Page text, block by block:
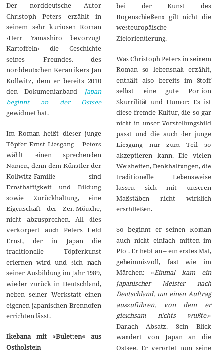
Der norddeutsche Autor
Christoph Peters erzählt in
seinem sehr kuriosen Roman
›Herr Yamashiro bevorzugt
Kartoffeln‹ die Geschichte
seines Freundes, des
norddeutschen Keramikers Jan
Kollwitz, dem er bereits 2010
den Dokumentarband Japan
beginnt an der Ostsee
gewidmet hat.
Im Roman heißt dieser junge
Töpfer Ernst Liesgang – Peters
wählt einen sprechenden
Namen, denn dem Künstler der
Kollwitz-Familie sind
Ernsthaftigkeit und Bildung
sowie Zurückhaltung, eine
Eigenschaft der Zen-Mönche,
nicht abzusprechen. All dies
verkörpert auch Peters Held
Ernst, der in Japan die
traditionelle Töpferkunst
erlernen wird und sich nach
seiner Ausbildung im Jahr 1989,
wieder zurück in Deutschland,
neben seiner Werkstatt einen
eigenen japanischen Brennofen
errichten lässt.
Ikebana mit »Buletten« aus
Ostholstein
bei der Kunst des
Bogenschießens gilt nicht die
westeuropäische
Zielorientierung.
Was Christoph Peters in seinem
Roman so lebensnah erzählt,
enthält also bereits im Stoff
selbst eine gute Portion
Skurrilität und Humor: Es ist
diese fremde Kultur, die so gar
nicht in unser Vorstellungsbild
passt und die auch der junge
Liesgang nur zum Teil so
akzeptieren kann. Die vielen
Weisheiten, Denkhaltungen, die
traditionelle Lebensweise
lassen sich mit unseren
Maßstäben nicht wirklich
erschließen.
So beginnt er seinen Roman
auch nicht einfach mitten im
Plot. Er hebt an – ein erstes Mal,
geheimnisvoll, fast wie im
Märchen: »Einmal kam ein
japanischer Meister nach
Deutschland, um einen Auftrag
auszuführen, von dem er
gleichsam nichts wußte.«
Danach Absatz. Sein Blick
wandert von Japan an die
Ostsee. Er verortet nun seine